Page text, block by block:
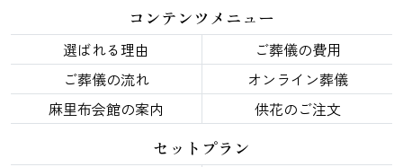
コンテンツメニュー
選ばれる理由
ご葬儀の費用
ご葬儀の流れ
オンライン葬儀
麻里布会館の案内
供花のご注文
セットプラン